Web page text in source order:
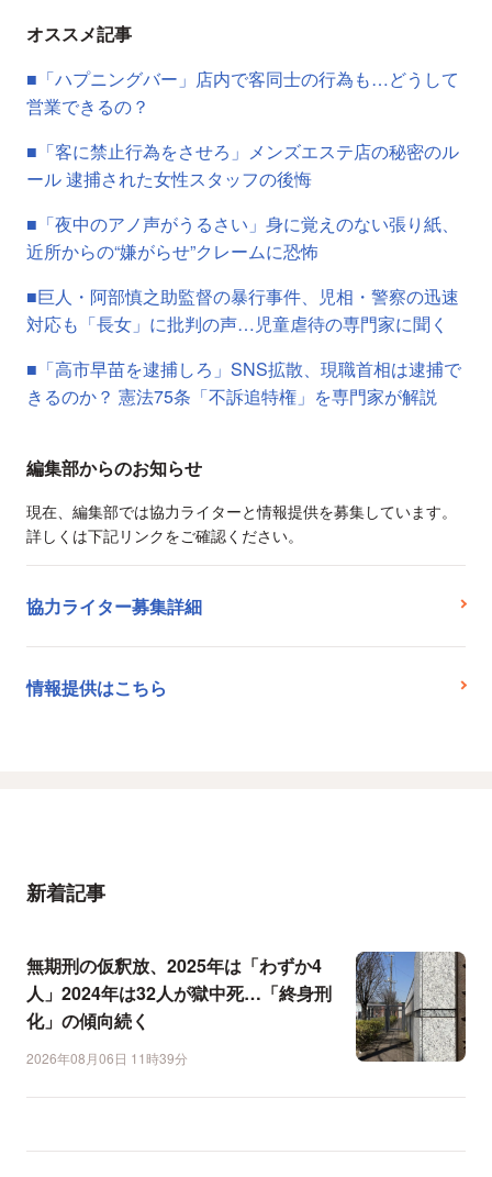
オススメ記事
■「ハプニングバー」店内で客同士の行為も…どうして
営業できるの？
■「客に禁止行為をさせろ」メンズエステ店の秘密のル
ール 逮捕された女性スタッフの後悔
■「夜中のアノ声がうるさい」身に覚えのない張り紙、
近所からの“嫌がらせ”クレームに恐怖
■巨人・阿部慎之助監督の暴行事件、児相・警察の迅速
対応も「長女」に批判の声…児童虐待の専門家に聞く
■「高市早苗を逮捕しろ」SNS拡散、現職首相は逮捕で
きるのか？ 憲法75条「不訴追特権」を専門家が解説
編集部からのお知らせ
現在、編集部では協力ライターと情報提供を募集しています。
詳しくは下記リンクをご確認ください。
協力ライター募集詳細
情報提供はこちら
新着記事
無期刑の仮釈放、2025年は「わずか4
人」2024年は32人が獄中死…「終身刑
化」の傾向続く
2026年08月06日 11時39分